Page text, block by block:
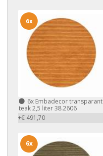
6x Embadecor transparant
teak 2,5 liter 38.2606
+€ 491,70
6x
6x